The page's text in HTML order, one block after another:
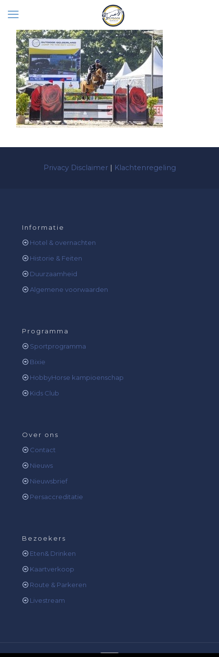
Privacy Disclaimer| Klachtenregeling
Informatie
Hotel & overnachten
Historie & Feiten
Duurzaamheid
Algemene voorwaarden
Programma
Sportprogramma
Bixie
HobbyHorse kampioenschap
Kids Club
Over ons
Contact
Nieuws
Nieuwsbrief
Persaccreditatie
Bezoekers
Eten& Drinken
Kaartverkoop
Route & Parkeren
Livestream